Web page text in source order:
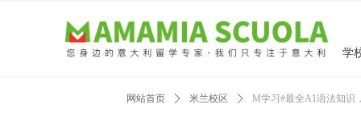
学
网站首页 ꄲ 米兰校区 ꄲ M学习#最全A1语法知识